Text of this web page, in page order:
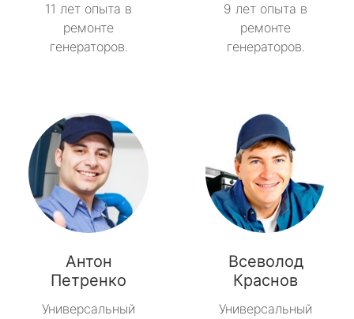
11 лет опыта в
ремонте
генераторов.
9 лет опыта в
ремонте
генераторов.
Антон
Петренко
Универсальный
Всеволод
Краснов
Универсальный